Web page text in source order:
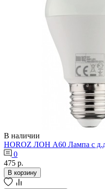
В наличии
HOROZ ЛОН А60 Лампа с
0
475 р.
В корзину